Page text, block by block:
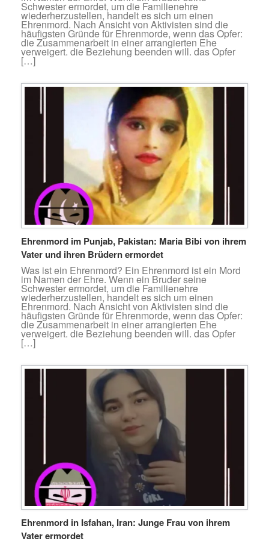
Schwester ermordet, um die Familienehre
wiederherzustellen, handelt es sich um einen
Ehrenmord. Nach Ansicht von Aktivisten sind die
häufigsten Gründe für Ehrenmorde, wenn das Opfer:
die Zusammenarbeit in einer arrangierten Ehe
verweigert. die Beziehung beenden will. das Opfer
[…]
Ehrenmord im Punjab, Pakistan: Maria Bibi von ihrem
Vater und ihren Brüdern ermordet
Was ist ein Ehrenmord? Ein Ehrenmord ist ein Mord
im Namen der Ehre. Wenn ein Bruder seine
Schwester ermordet, um die Familienehre
wiederherzustellen, handelt es sich um einen
Ehrenmord. Nach Ansicht von Aktivisten sind die
häufigsten Gründe für Ehrenmorde, wenn das Opfer:
die Zusammenarbeit in einer arrangierten Ehe
verweigert. die Beziehung beenden will. das Opfer
[…]
Ehrenmord in Isfahan, Iran: Junge Frau von ihrem
Vater ermordet